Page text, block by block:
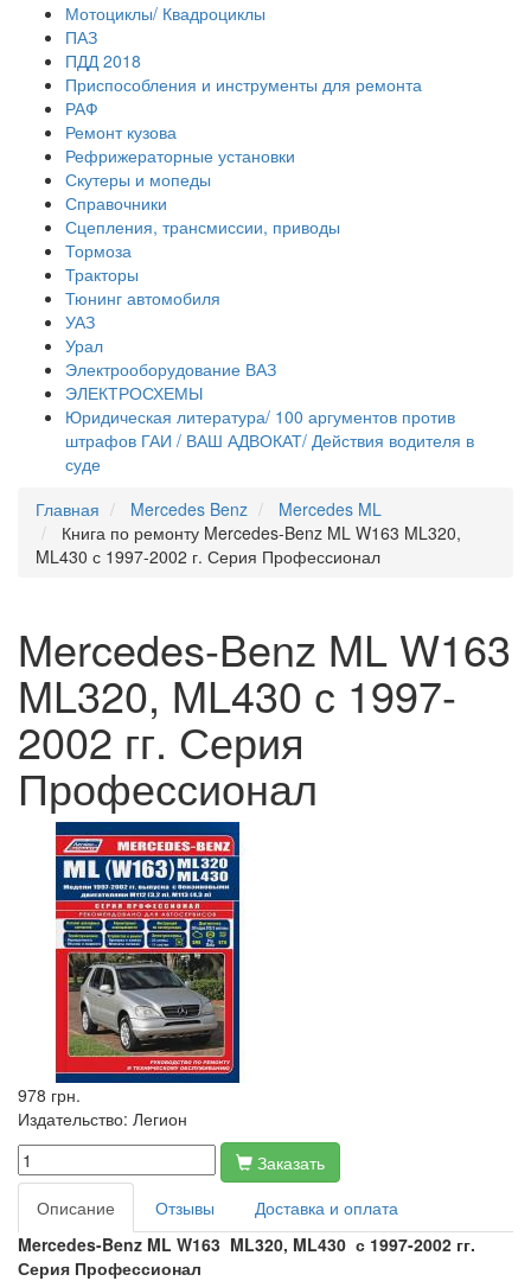
Мотоциклы/ Квадроциклы
ПАЗ
ПДД 2018
Приспособления и инструменты для ремонта
РАФ
Ремонт кузова
Рефрижераторные установки
Скутеры и мопеды
Справочники
Сцепления, трансмиссии, приводы
Тормоза
Тракторы
Тюнинг автомобиля
УАЗ
Урал
Электрооборудование ВАЗ
ЭЛЕКТРОСХЕМЫ
Юридическая литература/ 100 аргументов против
штрафов ГАИ / ВАШ АДВОКАТ/ Действия водителя в
суде
Главная
Mercedes Benz
Mercedes ML
Книга по ремонту Mercedes-Benz ML W163 ML320,
ML430 с 1997-2002 г. Серия Профессионал
Mercedes-Benz ML W163
ML320, ML430 с 1997-
2002 гг. Серия
Профессионал
978 грн.
Издательство: Легион
Заказать
Описание
Отзывы
Доставка и оплата
Mercedes-Benz ML W163 ML320, ML430 с 1997-2002 гг.
Серия Профессионал